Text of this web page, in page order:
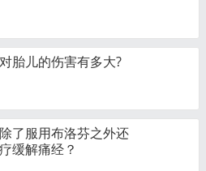
胎儿的伤害有多大?
了服用布洛芬之外还
缓解痛经？